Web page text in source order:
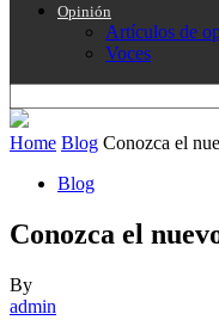
Opinión
Artículos de
Voces
Home Blog Conozca el
Blog
Conozca el
By
admin